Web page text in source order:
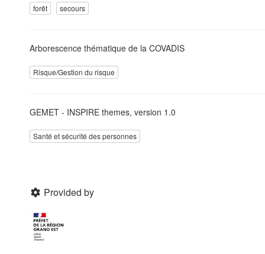
forêt secours
Arborescence thématique de la COVADIS
Risque/Gestion du risque
GEMET - INSPIRE themes, version 1.0
Santé et sécurité des personnes
Provided by